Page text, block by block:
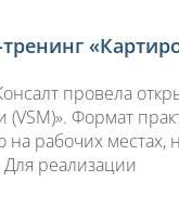
провела
Формат
рабочих
реализации